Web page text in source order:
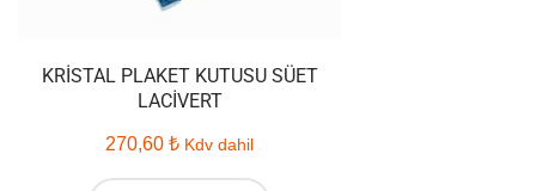
KRISTAL PLAKET KUTUSU SÜET
LACIVERT
270,60 ₺ Kdv dahil